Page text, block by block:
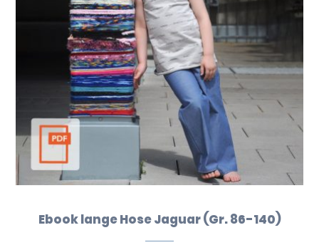
Ebook lange Hose Jaguar (Gr. 86-140)